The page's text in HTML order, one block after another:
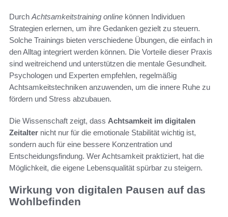
Durch Achtsamkeitstraining online können Individuen
Strategien erlernen, um ihre Gedanken gezielt zu steuern.
Solche Trainings bieten verschiedene Übungen, die einfach in
den Alltag integriert werden können. Die Vorteile dieser Praxis
sind weitreichend und unterstützen die mentale Gesundheit.
Psychologen und Experten empfehlen, regelmäßig
Achtsamkeitstechniken anzuwenden, um die innere Ruhe zu
fördern und Stress abzubauen.
Die Wissenschaft zeigt, dass Achtsamkeit im digitalen
Zeitalter nicht nur für die emotionale Stabilität wichtig ist,
sondern auch für eine bessere Konzentration und
Entscheidungsfindung. Wer Achtsamkeit praktiziert, hat die
Möglichkeit, die eigene Lebensqualität spürbar zu steigern.
Wirkung von digitalen Pausen auf das
Wohlbefinden